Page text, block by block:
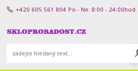
+420 605 561 804 Po - Ne: 8:00 - 24:00hod.